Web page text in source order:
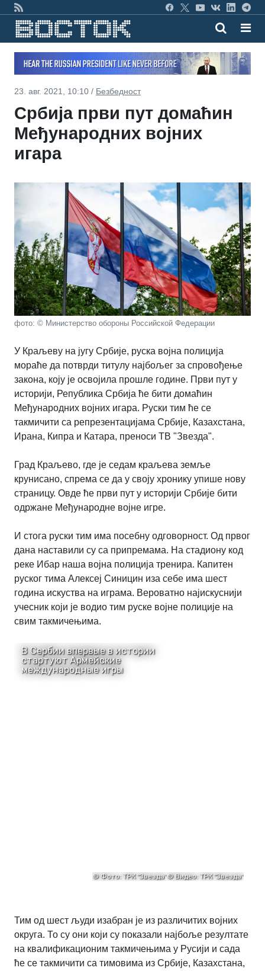
23. авг. 2021, 10:10 / Безбедност
Србија први пут домаћин
Међународних војних
игара
фото: © Министерство обороны Российской Федерации
У Краљеву на југу Србије, руска војна полиција
мораће да потврди титулу најбољег за спровођење
закона, коју је освојила прошле године. Први пут у
историји, Република Србија ће бити домаћин
Међународних војних игара. Руски тим ће се
такмичити са репрезентацијама Србије, Казахстана,
Ирана, Кипра и Катара, преноси ТВ "Звезда".
Град Краљево, где је седам краљева земље
крунисано, спрема се да у своју хронику упише нову
страницу. Овде ће први пут у историји Србије бити
одржане Међународне војне игре.
И стога руски тим има посебну одговорност. Од првог
дана наставили су са припремама. На стадиону код
реке Ибар наша војна полиција тренира. Капитен
руског тима Алексеј Синицин иза себе има шест
година искуства на играма. Вероватно најискуснији
учесник који је водио тим руске војне полиције на
свим такмичењима.
Тим од шест људи изабран је из различитих војних
округа. То су они који су показали најбоље резултате
на квалификационим такмичењима у Русији и сада
ће се такмичити са тимовима из Србије, Казахстана,